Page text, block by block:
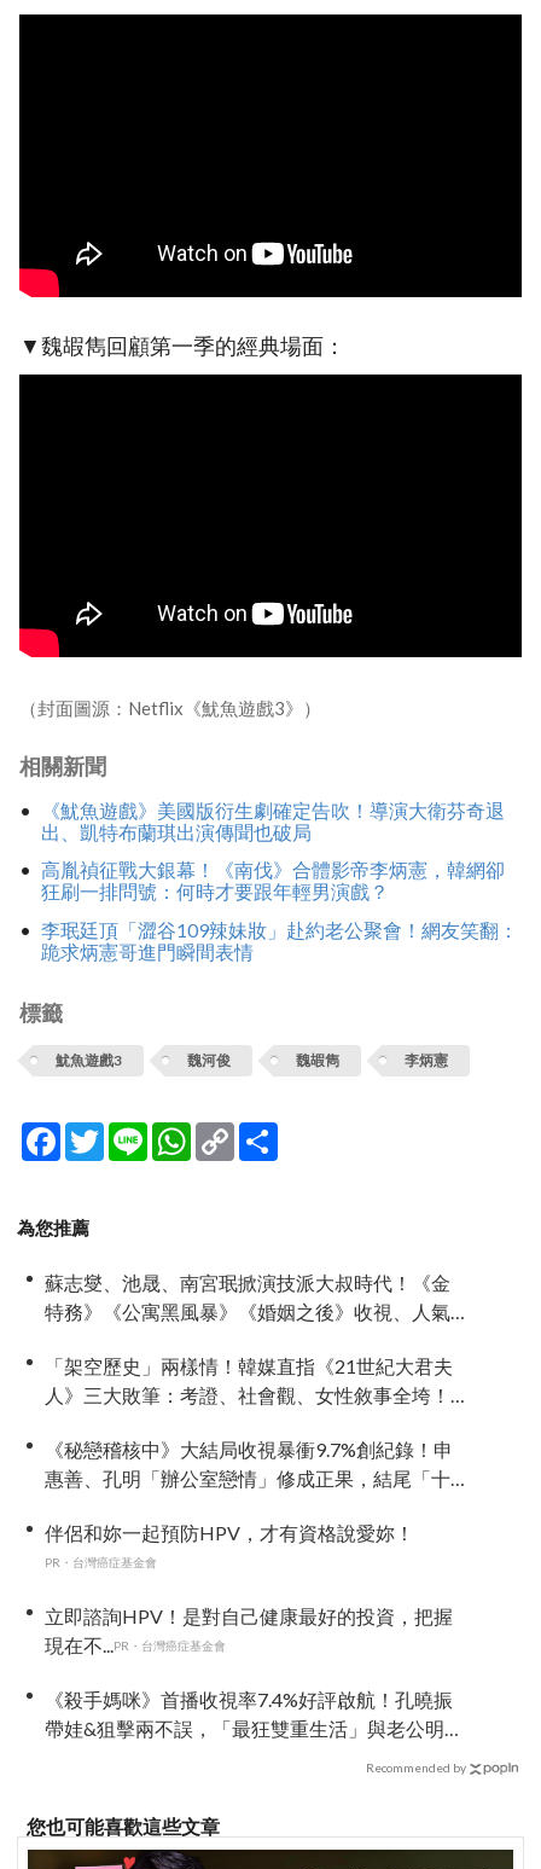
▼魏嘏雋回顧第一季的經典場面：
（封面圖源：Netflix《魷魚遊戲3》）
相關新聞
《魷魚遊戲》美國版衍生劇確定告吹！導演大衛芬奇退
出、凱特布蘭琪出演傳聞也破局
高胤禎征戰大銀幕！《南伐》合體影帝李炳憲，韓網卻
狂刷一排問號：何時才要跟年輕男演戲？
李珉廷頂「澀谷109辣妹妝」赴約老公聚會！網友笑翻：
跪求炳憲哥進門瞬間表情
標籤
魷魚遊戲3 魏河俊 魏嘏雋 李炳憲
Facebook
TwitterLine WhatsApp
Copy
Link
為您推薦
蘇志燮、池晟、南宮珉掀演技派大叔時代！《金
特務》《公寓黑風暴》《婚姻之後》收視、人氣
「架空歷史」兩樣情！韓媒直指《21世紀大君夫
人》三大敗筆：考證、社會觀、女性敘事全垮！
《秘戀稽核中》大結局收視暴衝9.7%創紀錄！申
惠善、孔明「辦公室戀情」修成正果，結尾「十
伴侶和妳一起預防HPV，才有資格說愛妳！
PR・台灣癌症基金會
立即諮詢HPV！是對自己健康最好的投資，把握
現在不...
PR・台灣癌症基金會
《殺手媽咪》首播收視率7.4%好評啟航！孔曉振
帶娃&狙擊兩不誤，「最狂雙重生活」與老公明追
Recommended by
您也可能喜歡這些文章